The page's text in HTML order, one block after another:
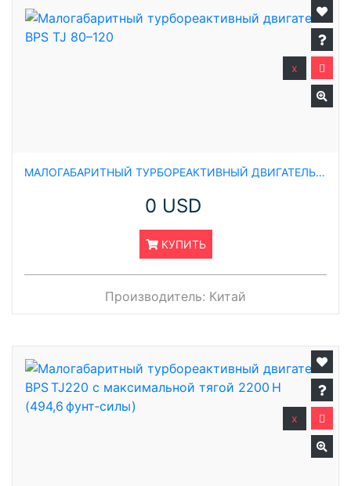
МАЛОГАБАРИТНЫЙ ТУРБОРЕАКТИВНЫЙ ДВИГАТЕЛЬ BPS TJ 80–120
0 USD
КУПИТЬ
x
Производитель: Китай
x